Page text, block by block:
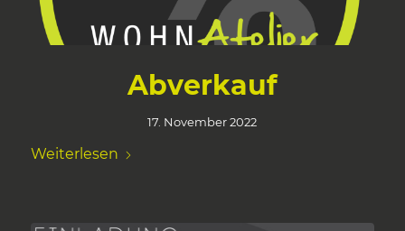
Abverkauf
17. November 2022
Weiterlesen